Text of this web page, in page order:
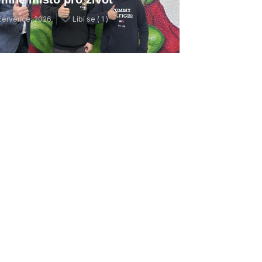
2026 Líbí se ( 1 )